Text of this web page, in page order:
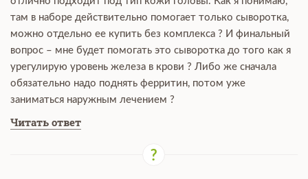
там в наборе действительно помогает только сыворотка,
можно отдельно ее купить без комплекса ? И финальный
вопрос – мне будет помогать это сыворотка до того как я
урегулирую уровень железа в крови ? Либо же сначала
обязательно надо поднять ферритин, потом уже
заниматься наружным лечением ?
Читать ответ